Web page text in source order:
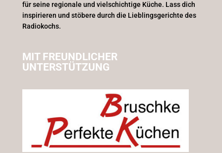
für seine regionale und vielschichtige Küche. Lass dich
inspirieren und stöbere durch die Lieblingsgerichte des
Radiokochs.
MIT FREUNDLICHER
UNTERSTÜTZUNG